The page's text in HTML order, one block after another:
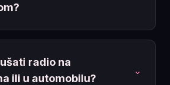
radio na
ili u automobilu?
⌄